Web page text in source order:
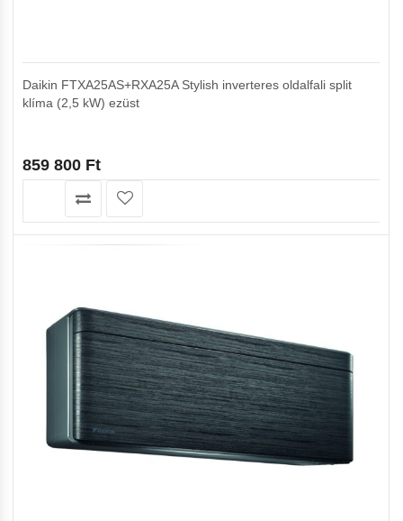
Daikin FTXA25AS+RXA25A Stylish inverteres oldalfali split
klíma (2,5 kW) ezüst
859 800 Ft